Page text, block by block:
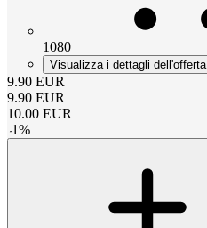
1080
Visualizza i dettagli dell'offerta
9.90 EUR
9.90 EUR
10.00 EUR
-1%